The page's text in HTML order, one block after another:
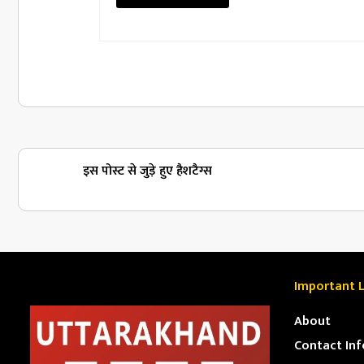
इस पोस्ट से जुड़े हुए हैशटैग्स
Important
About
Contact